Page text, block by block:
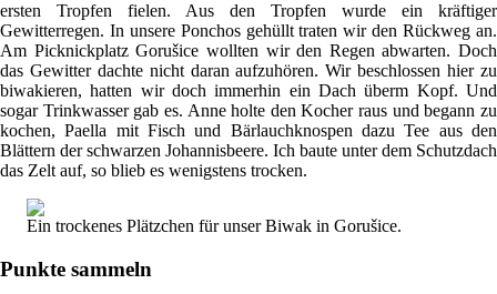
ersten Tropfen fielen. Aus den Tropfen wurde ein kräftiger
Gewitterregen. In unsere Ponchos gehüllt traten wir den Rückweg an.
Am Picknickplatz Gorušice wollten wir den Regen abwarten. Doch
das Gewitter dachte nicht daran aufzuhören. Wir beschlossen hier zu
biwakieren, hatten wir doch immerhin ein Dach überm Kopf. Und
sogar Trinkwasser gab es. Anne holte den Kocher raus und begann zu
kochen, Paella mit Fisch und Bärlauchknospen dazu Tee aus den
Blättern der schwarzen Johannisbeere. Ich baute unter dem Schutzdach
das Zelt auf, so blieb es wenigstens trocken.
Ein trockenes Plätzchen für unser Biwak in Gorušice.
Punkte sammeln